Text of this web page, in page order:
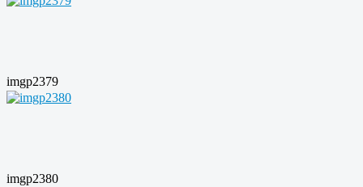
imgp2379
imgp2380